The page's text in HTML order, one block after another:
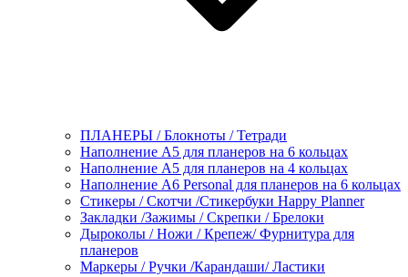
ПЛАНЕРЫ / Блокноты / Тетради
Наполнение А5 для планеров на 6 кольцах
Наполнение А5 для планеров на 4 кольцах
Наполнение А6 Personal для планеров на 6 кольцах
Стикеры / Скотчи /Стикербуки Happy Planner
Закладки /Зажимы / Скрепки / Брелоки
Дыроколы / Ножи / Крепеж/ Фурнитура для
планеров
Маркеры / Ручки /Карандаши/ Ластики